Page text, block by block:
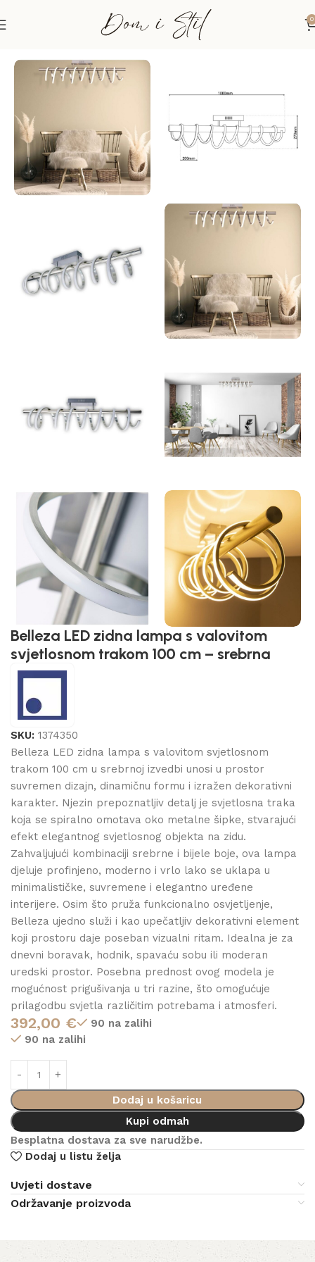
0
Belleza LED zidna lampa s valovitom
svjetlosnom trakom 100 cm – srebrna
SKU: 1374350
Belleza LED zidna lampa s valovitom svjetlosnom
trakom 100 cm u srebrnoj izvedbi unosi u prostor
suvremen dizajn, dinamičnu formu i izražen dekorativni
karakter. Njezin prepoznatljiv detalj je svjetlosna traka
koja se spiralno omotava oko metalne šipke, stvarajući
efekt elegantnog svjetlosnog objekta na zidu.
Zahvaljujući kombinaciji srebrne i bijele boje, ova lampa
djeluje profinjeno, moderno i vrlo lako se uklapa u
minimalističke, suvremene i elegantno uređene
interijere. Osim što pruža funkcionalno osvjetljenje,
Belleza ujedno služi i kao upečatljiv dekorativni element
koji prostoru daje poseban vizualni ritam. Idealna je za
dnevni boravak, hodnik, spavaću sobu ili moderan
uredski prostor. Posebna prednost ovog modela je
mogućnost prigušivanja u tri razine, što omogućuje
prilagodbu svjetla različitim potrebama i atmosferi.
392,00 €
90 na zalihi
90 na zalihi
Dodaj u košaricu
Kupi odmah
Besplatna dostava za sve narudžbe.
Dodaj u listu želja
Uvjeti dostave
Održavanje proizvoda